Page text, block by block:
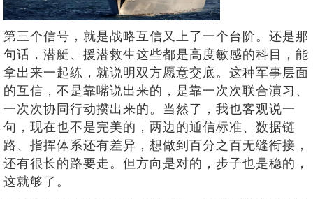
第三个信号，就是战略互信又上了一个台阶。还是那
句话，潜艇、援潜救生这些都是高度敏感的科目，能
拿出来一起练，就说明双方愿意交底。这种军事层面
的互信，不是靠嘴说出来的，是靠一次次联合演习、
一次次协同行动攒出来的。当然了，我也客观说一
句，现在也不是完美的，两边的通信标准、数据链
路、指挥体系还有差异，想做到百分之百无缝衔接，
还有很长的路要走。但方向是对的，步子也是稳的，
这就够了。